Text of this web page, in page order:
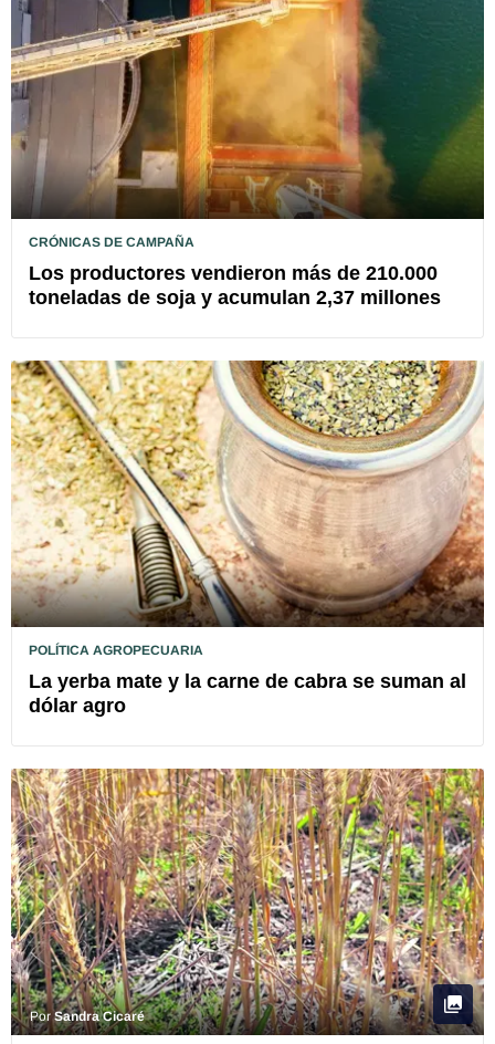
CRÓNICAS DE CAMPAÑA
Los productores vendieron más de 210.000
toneladas de soja y acumulan 2,37 millones
POLÍTICA AGROPECUARIA
La yerba mate y la carne de cabra se suman al
dólar agro
PorSandra Cicaré